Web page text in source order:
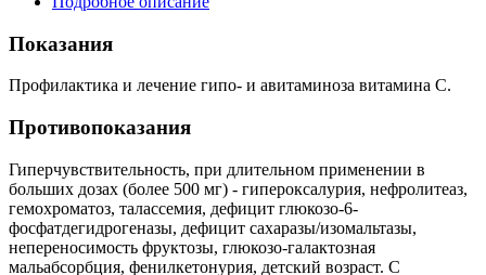
Показания
Профилактика и лечение гипо- и авитаминоза витамина С.
Противопоказания
Гиперчувствительность, при длительном применении в
больших дозах (более 500 мг) - гипероксалурия, нефролитеаз,
гемохроматоз, талассемия, дефицит глюкозо-6-
фосфатдегидрогеназы, дефицит сахаразы/изомальтазы,
непереносимость фруктозы, глюкозо-галактозная
мальабсорбция, фенилкетонурия, детский возраст. С